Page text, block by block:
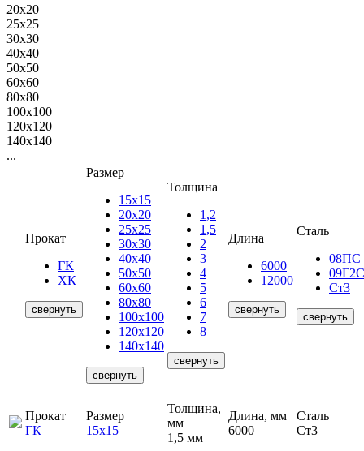
20х20
25х25
30х30
40х40
50х50
60х60
80х80
100х100
120х120
140х140
...
Прокат
ГК
ХК
свернуть
Размер
15х15
20х20
25х25
30х30
40х40
50х50
60х60
80х80
100х100
120х120
140х140
свернуть
Толщина
1,2
1,5
2
3
4
5
6
7
8
свернуть
Длина
6000
12000
свернуть
Сталь
08ПС
09Г2С
Ст3
свернуть
Прокат
ГК
Размер
15х15
Толщина,
мм
1,5 мм
Длина, мм
6000
Сталь
Ст3